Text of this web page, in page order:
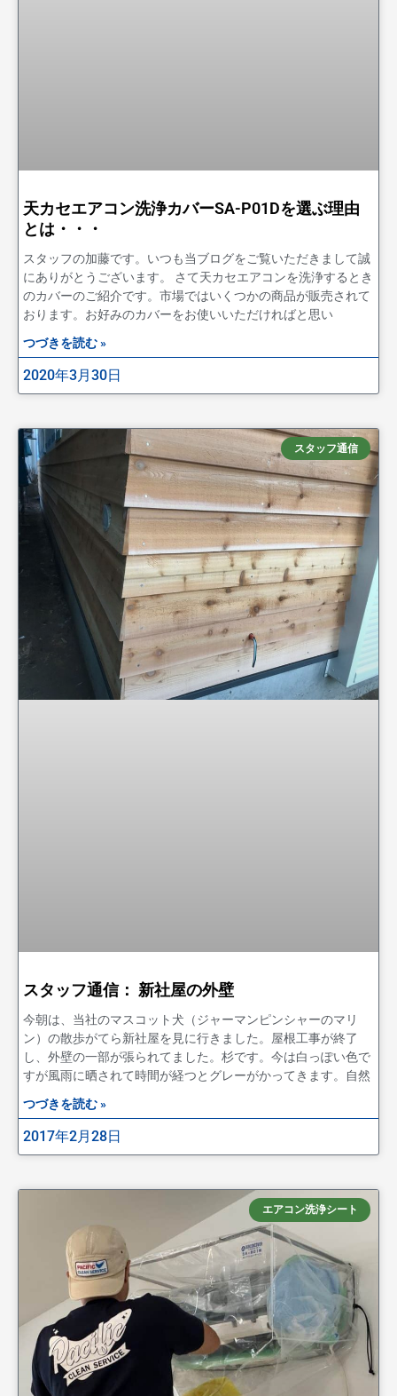
天カセエアコン洗浄カバーSA-P01Dを選ぶ理由
とは・・・
スタッフの加藤です。いつも当ブログをご覧いただきまして誠
にありがとうございます。 さて天カセエアコンを洗浄するとき
のカバーのご紹介です。市場ではいくつかの商品が販売されて
おります。お好みのカバーをお使いいただければと思い
つづきを読む »
2020年3月30日
スタッフ通信
スタッフ通信： 新社屋の外壁
今朝は、当社のマスコット犬（ジャーマンピンシャーのマリ
ン）の散歩がてら新社屋を見に行きました。屋根工事が終了
し、外壁の一部が張られてました。杉です。今は白っぽい色で
すが風雨に晒されて時間が経つとグレーがかってきます。自然
つづきを読む »
2017年2月28日
エアコン洗浄シート